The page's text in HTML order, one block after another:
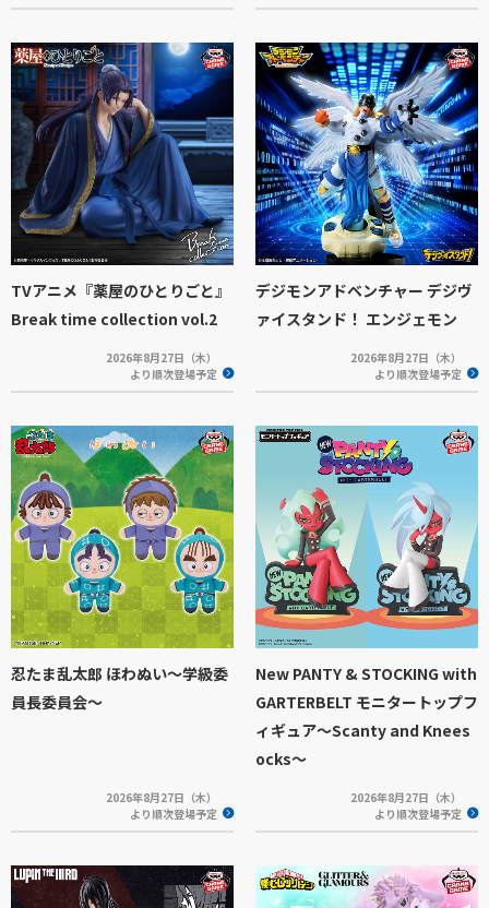
TVアニメ『薬屋のひとりごと』
Break time collection vol.2
2026年8月27日（木）
より順次登場予定
デジモンアドベンチャー デジヴ
ァイスタンド！ エンジェモン
2026年8月27日（木）
より順次登場予定
忍たま乱太郎 ほわぬい～学級委
員長委員会～
2026年8月27日（木）
より順次登場予定
New PANTY & STOCKING with
GARTERBELT モニタートップフ
ィギュア～Scanty and Knees
ocks～
2026年8月27日（木）
より順次登場予定